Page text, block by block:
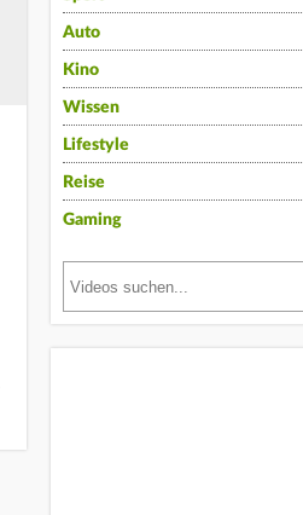
Auto
Kino
Wissen
Lifestyle
Reise
Gaming